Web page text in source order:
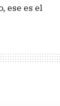
ese es el